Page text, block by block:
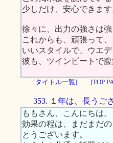
少しだけ、安心できます
徐々に、出力の強さは
これからも、頑張って
いいスタイルで、ウエ
彼も、ツインビートで腹
[タイトル一覧] [TOP
353. １年は、長うご
ももさん、こんにちは。
効果の程は、まだまだ
とうございます。